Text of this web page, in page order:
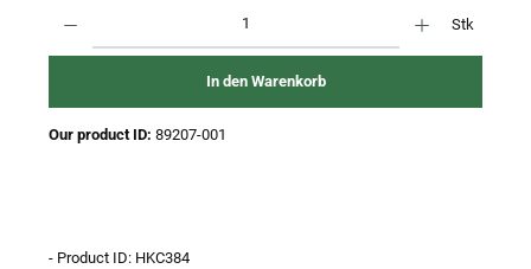
Stk
In den Warenkorb
Our product ID: 89207-001
- Product ID: HKC384